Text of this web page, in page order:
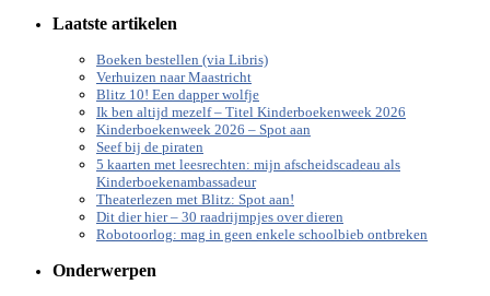
Laatste artikelen
Boeken bestellen (via Libris)
Verhuizen naar Maastricht
Blitz 10! Een dapper wolfje
Ik ben altijd mezelf – Titel Kinderboekenweek 2026
Kinderboekenweek 2026 – Spot aan
Seef bij de piraten
5 kaarten met leesrechten: mijn afscheidscadeau als
Kinderboekenambassadeur
Theaterlezen met Blitz: Spot aan!
Dit dier hier – 30 raadrijmpjes over dieren
Robotoorlog: mag in geen enkele schoolbieb ontbreken
Onderwerpen